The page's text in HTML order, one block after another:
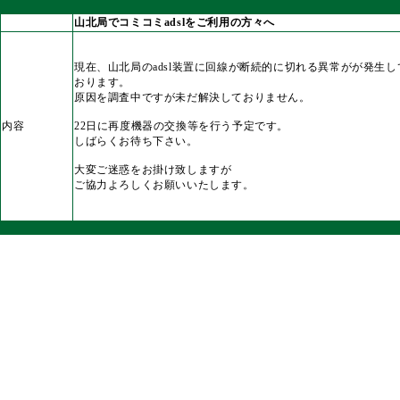
山北局でコミコミadslをご利用の方々へ
内容
現在、山北局のadsl装置に回線が断続的に切れる異常がが発生し
おります。
原因を調査中ですが未だ解決しておりません。
22日に再度機器の交換等を行う予定です。
しばらくお待ち下さい。
大変ご迷惑をお掛け致しますが
ご協力よろしくお願いいたします。